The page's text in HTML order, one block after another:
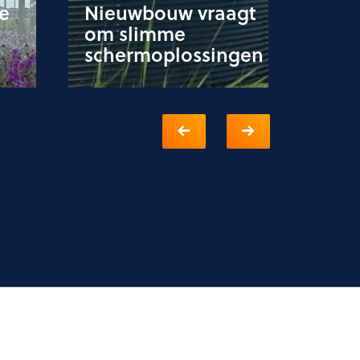
Nieuwbouw vraagt
om slimme
schermoplossingen